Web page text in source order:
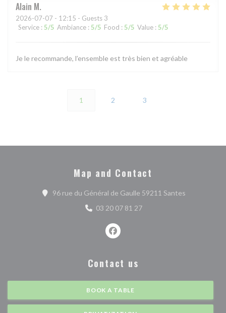
Alain M
2026-07-07 - 12:15 - Guests 3
Service : 5/5 Ambiance : 5/5 Food : 5/5 Value : 5/5
Je le recommande, l’ensemble est très bien et agréable
1 2 3
Map and Contact
96 rue du Général de Gaulle 59211 Santes((opens in a
03 20 07 81 27
Facebook ((opens in a new
Contact us
BOOK A TABLE